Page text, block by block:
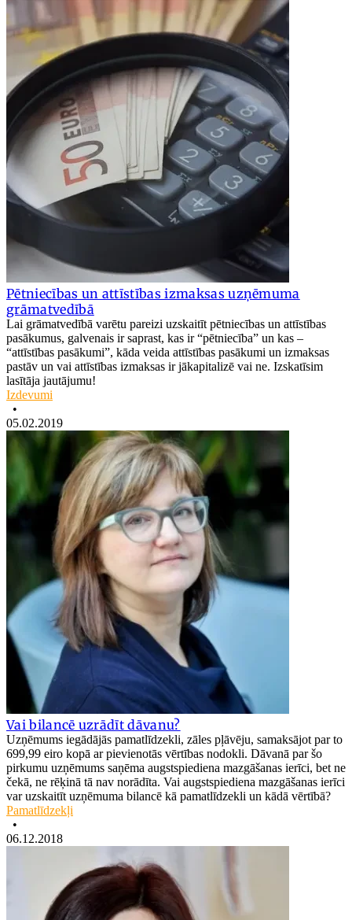
Pētniecības un attīstības izmaksas uzņēmuma
grāmatvedībā
Lai grāmatvedībā varētu pareizi uzskaitīt pētniecības un attīstības
pasākumus, galvenais ir saprast, kas ir “pētniecība” un kas –
“attīstības pasākumi”, kāda veida attīstības pasākumi un izmaksas
pastāv un vai attīstības izmaksas ir jākapitalizē vai ne. Izskatīsim
lasītāja jautājumu!
Izdevumi
•
05.02.2019
Vai bilancē uzrādīt dāvanu?
Uzņēmums iegādājās pamatlīdzekli, zāles pļāvēju, samaksājot par to
699,99 eiro kopā ar pievienotās vērtības nodokli. Dāvanā par šo
pirkumu uzņēmums saņēma augstspiediena mazgāšanas ierīci, bet ne
čekā, ne rēķinā tā nav norādīta. Vai augstspiediena mazgāšanas ierīci
var uzskaitīt uzņēmuma bilancē kā pamatlīdzekli un kādā vērtībā?
Pamatlīdzekļi
•
06.12.2018